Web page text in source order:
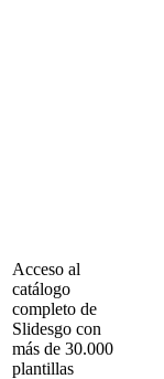
Acceso al
catálogo
completo de
Slidesgo con
más de 30.000
plantillas